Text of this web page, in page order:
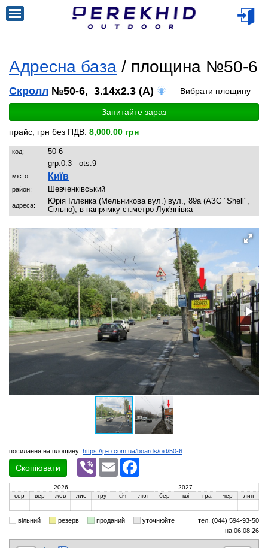
Адресна база / площина №50-6
Скролл №50-6, 3.14x2.3 (A) Вибрати площину
Запитайте зараз
прайс, грн без ПДВ: 8,000.00 грн
код:
50-6
grp:0.3 ots:9
місто: Київ
район: Шевченківський
адреса:
Юрія Іллєнка (Мельникова вул.) вул., 89а (АЗС "Shell",
Сільпо), в напрямку ст.метро Лук'янівка
посилання на площину: https://p-o.com.ua/boards/oid/50-6
Скопіювати
Viber Email
2026
2027
сер
вер жов лис гру січ лют бер кві тра чер лип
вільний резерв проданий уточнюйте
тел. (044) 594-93-50
на 06.08.26